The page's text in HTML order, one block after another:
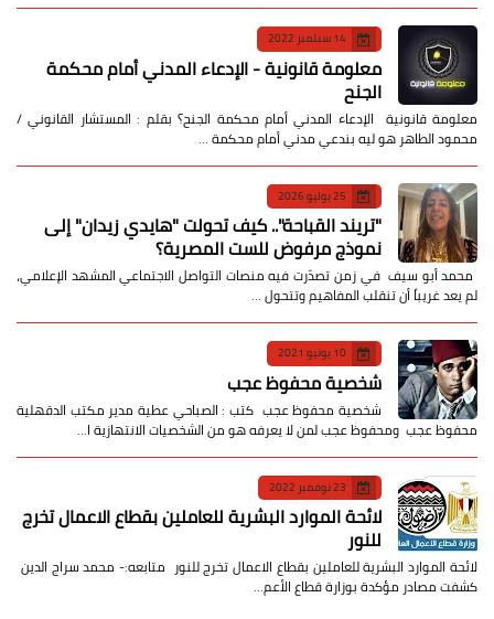
14 سبتمبر 2022
معلومة قانونية - الإدعاء المدني أمام محكمة
الجنح
معلومة قانونية الإدعاء المدني أمام محكمة الجنح؟ بقلم : المستشار القانوني /
محمود الطاهر هو ليه بندعي مدني أمام محكمة …
25 يوليو 2026
​"تريند القباحة".. كيف تحولت "هايدي زيدان" إلى
نموذج مرفوض للست المصرية؟
​ محمد أبو سيف ​في زمن تصدّرت فيه منصات التواصل الاجتماعي المشهد الإعلامي،
لم يعد غريباً أن تنقلب المفاهيم وتتحول …
10 يونيو 2021
شخصية محفوظ عجب
شخصية محفوظ عجب كتب : الصباحي عطية مدير مكتب الدقهلية
محفوظ عجب ومحفوظ عجب لمن لا يعرفه هو من الشخصيات الانتهازية ا…
23 نوفمبر 2022
لائحة الموارد البشرية للعاملين بقطاع الاعمال تخرج
للنور
لائحة الموارد البشرية للعاملين بقطاع الاعمال تخرج للنور متابعه:- محمد سراج الدين
كشفت مصادر مؤكدة بوزارة قطاع الأعم…